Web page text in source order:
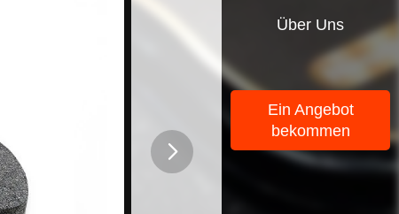
Über Uns
Ein Angebot
bekommen